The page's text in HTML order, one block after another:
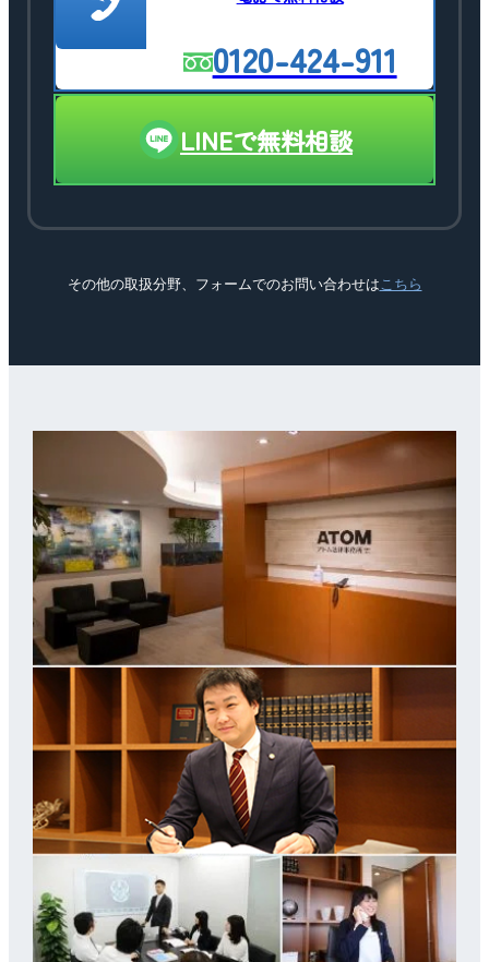
0120-424-911
LINEで無料相談
その他の取扱分野、フォームでのお問い合わせは こちら